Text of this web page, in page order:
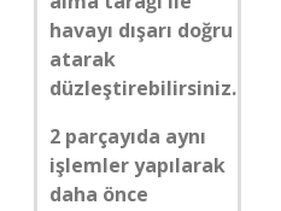
havayı dışarı doğru
atarak
düzleştirebilirsiniz.
2 parçayıda aynı
işlemler yapılarak
daha önce